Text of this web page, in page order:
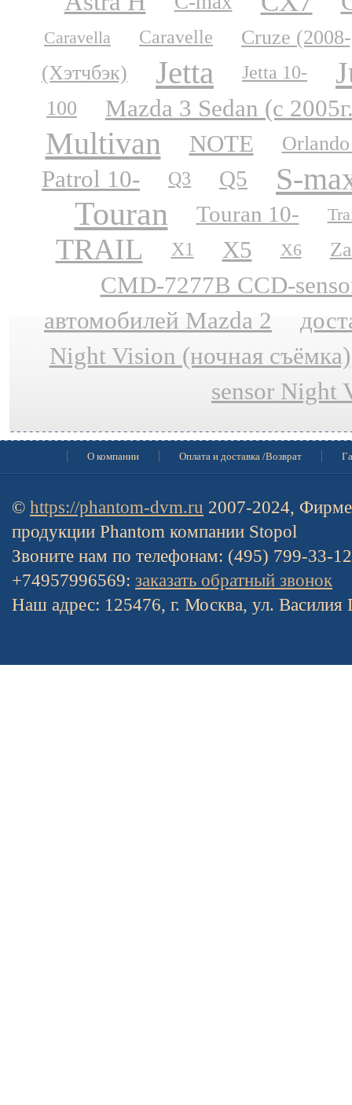
Caravella Caravelle
Cruze
(Хэтчбэк)
Jetta Jetta 10-
100 Mazda 3 Sedan (с
Multivan NOTE
Patrol 10- Q3 Q5 S-
Touran Touran 10-
TRAIL X1 X5 X6
CMD-7277B CCD-
автомобилей Mazda 2
Night Vision (ночная съёмка)
sensor Night
О компании Оплата и доставка /Возврат
© https://phantom-dvm.ru 2007-2024,
продукции Phantom компании Stopol
Звоните нам по телефонам: (495) 799-33-
+74957996569: заказать обратный звонок
Наш адрес: 125476, г. Москва, ул. Василия